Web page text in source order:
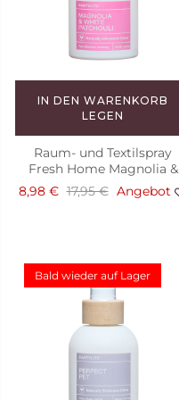
Angebot
IN DEN WARENKORB
LEGEN
Raum- und Textilspray
Fresh Home Magnolia &
White Patchouli
8,98 € 17,95 € Angebot
Bald wieder auf Lager